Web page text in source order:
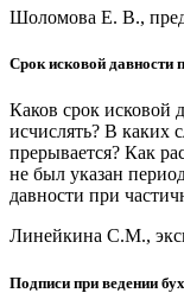
Шоломова Е. В.,
Срок исковой давности
Каков срок исковой
исчислять? В каких
прерывается? Как
не был указан
давности при
Линейкина С.М.,
Подписи при ведении